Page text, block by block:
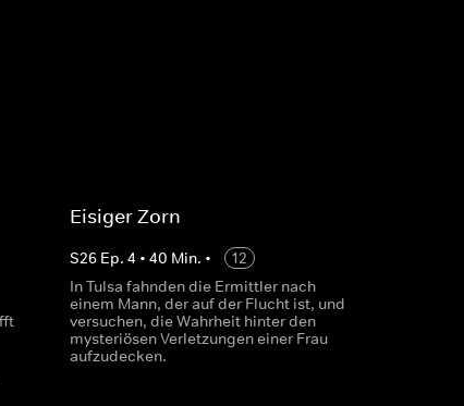
Eisiger Zorn
S26 Ep. 4 • 40 Min. •
12
In Tulsa fahnden die Ermittler nach
einem Mann, der auf der Flucht ist, und
versuchen, die Wahrheit hinter den
mysteriösen Verletzungen einer Frau
aufzudecken.